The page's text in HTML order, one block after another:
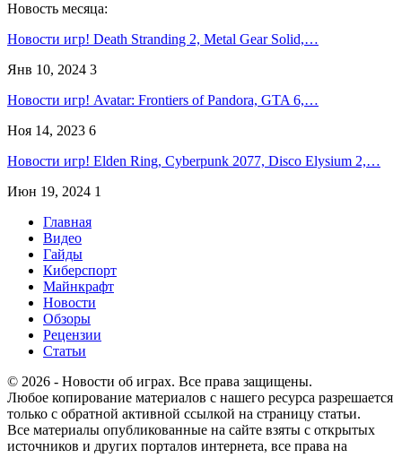
Новость месяца:
Новости игр! Death Stranding 2, Metal Gear Solid,…
Янв 10, 2024 3
Новости игр! Avatar: Frontiers of Pandora, GTA 6,…
Ноя 14, 2023 6
Новости игр! Elden Ring, Cyberpunk 2077, Disco Elysium 2,…
Июн 19, 2024 1
Главная
Видео
Гайды
Киберспорт
Майнкрафт
Новости
Обзоры
Рецензии
Статьи
© 2026 - Новости об играх. Все права защищены.
Любое копирование материалов с нашего ресурса разрешается
только с обратной активной ссылкой на страницу статьи.
Все материалы опубликованные на сайте взяты с открытых
источников и других порталов интернета, все права на